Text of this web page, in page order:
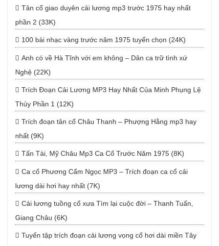
Tân cổ giao duyên cải lương mp3 trước 1975 hay nhất
phần 2 (33K)
100 bài nhạc vàng trước năm 1975 tuyển chọn (24K)
Anh có về Hà Tĩnh với em không – Dân ca trữ tình xứ
Nghệ (22K)
Trích Đoạn Cải Lương MP3 Hay Nhất Của Minh Phụng Lệ
Thủy Phần 1 (12K)
Trích đoạn tân cổ Châu Thanh – Phượng Hằng mp3 hay
nhất (9K)
Tấn Tài, Mỹ Châu Mp3 Ca Cổ Trước Năm 1975 (8K)
Ca cổ Phương Cẩm Ngọc MP3 – Trích đoạn ca cổ cải
lương dài hơi hay nhất (7K)
Cải lương tuồng cổ xưa Tìm lại cuộc đời – Thanh Tuấn,
Giang Châu (6K)
Tuyển tập trích đoạn cải lương vọng cổ hơi dài miền Tây